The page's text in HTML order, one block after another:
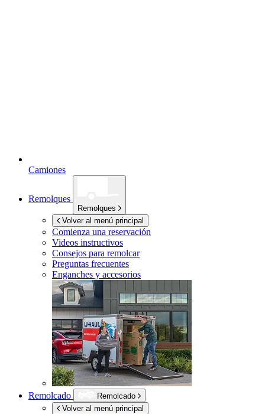
Camiones
Remolques
Remolques
Volver al menú principal
Comienza una reservación
Videos instructivos
Consejos para remolcar
Preguntas frecuentes
Enganches y accesorios
Remolcado
Remolcado
Volver al menú principal